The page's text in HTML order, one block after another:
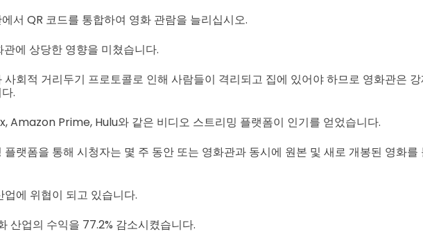
서 QR 코드를 통합하여 영화 관람을 늘리십시오.
에 상당한 영향을 미쳤습니다.
사회적 거리두기 프로토콜로 인해 사람들이 격리되고 집에 있어야 하므로 영화관은 강
.
Amazon Prime, Hulu와 같은 비디오 스트리밍 플랫폼이 인기를 얻었습니다.
플랫폼을 통해 시청자는 몇 주 동안 또는 영화관과 동시에 원본 및 새로 개봉된 영화를
업에 위협이 되고 있습니다.
산업의 수익을 77.2% 감소시켰습니다.